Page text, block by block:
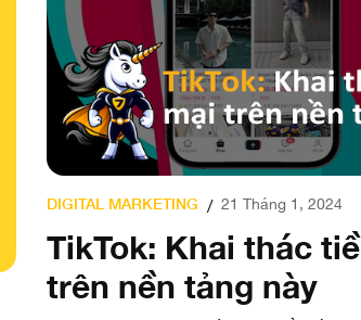
DIGITAL MARKETING / 21 Tháng 1, 2024
TikTok: Khai thác
trên nền tảng này